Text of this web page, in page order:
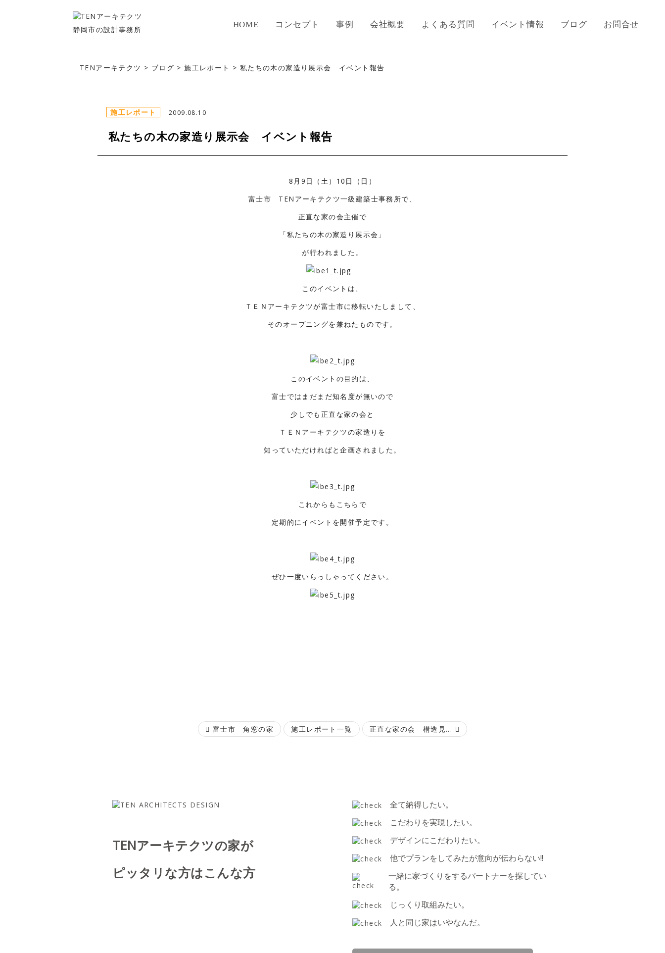
静岡市の設計事務所
HOME コンセプト 事例 会社概要 よくある質問 イベント情報 ブログ お問合せ
TENアーキテクツ > ブログ >施工レポート > 私たちの木の家造り展示会 イベント報告
施工レポート 2009.08.10
私たちの木の家造り展示会 イベント報告
8月9日（土）10日（日）
富士市 TENアーキテクツ一級建築士事務所で、
正直な家の会主催で
「私たちの木の家造り展示会」
が行われました。
このイベントは、
ＴＥＮアーキテクツが富士市に移転いたしまして、
そのオープニングを兼ねたものです。
このイベントの目的は、
富士ではまだまだ知名度が無いので
少しでも正直な家の会と
ＴＥＮアーキテクツの家造りを
知っていただければと企画されました。
これからもこちらで
定期的にイベントを開催予定です。
ぜひ一度いらっしゃってください。
富士市 角窓の家 施工レポート一覧 正直な家の会 構造見...
TENアーキテクツの家が
ピッタリな方はこんな方
全て納得したい。
こだわりを実現したい。
デザインにこだわりたい。
他でプランをしてみたが意向が伝わらない!!
一緒に家づくりをするパートナーを探してい
る。
じっくり取組みたい。
人と同じ家はいやなんだ。